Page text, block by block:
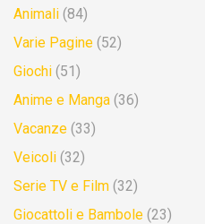
Animali (84)
Varie Pagine (52)
Giochi (51)
Anime e Manga (36)
Vacanze (33)
Veicoli (32)
Serie TV e Film (32)
Giocattoli e Bambole (23)